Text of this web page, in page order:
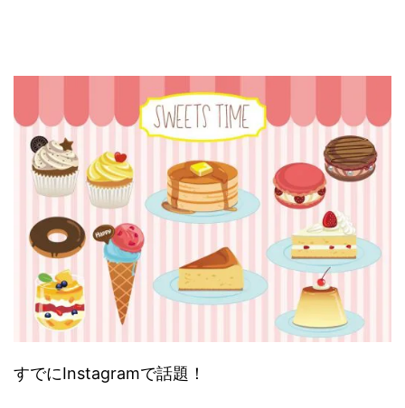
すでにInstagramで話題！